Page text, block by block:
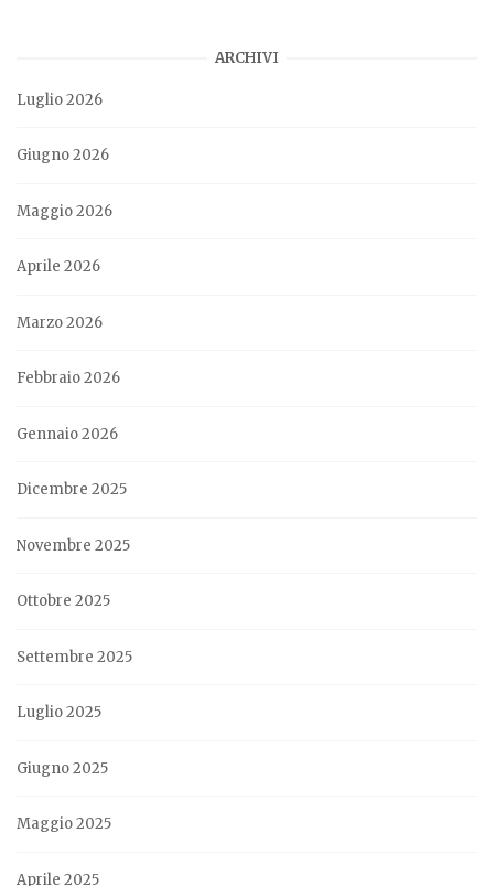
ARCHIVI
Luglio 2026
Giugno 2026
Maggio 2026
Aprile 2026
Marzo 2026
Febbraio 2026
Gennaio 2026
Dicembre 2025
Novembre 2025
Ottobre 2025
Settembre 2025
Luglio 2025
Giugno 2025
Maggio 2025
Aprile 2025